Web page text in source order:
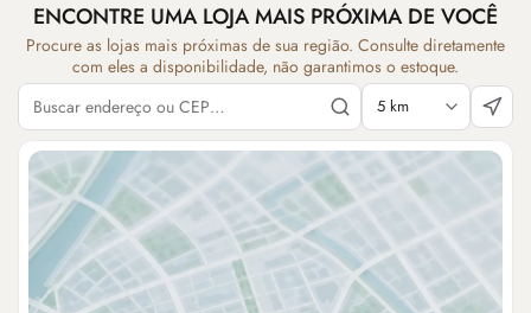
ENCONTRE UMA LOJA MAIS PRÓXIMA DE VOCÊ
Procure as lojas mais próximas de sua região. Consulte diretamente
com eles a disponibilidade, não garantimos o estoque.